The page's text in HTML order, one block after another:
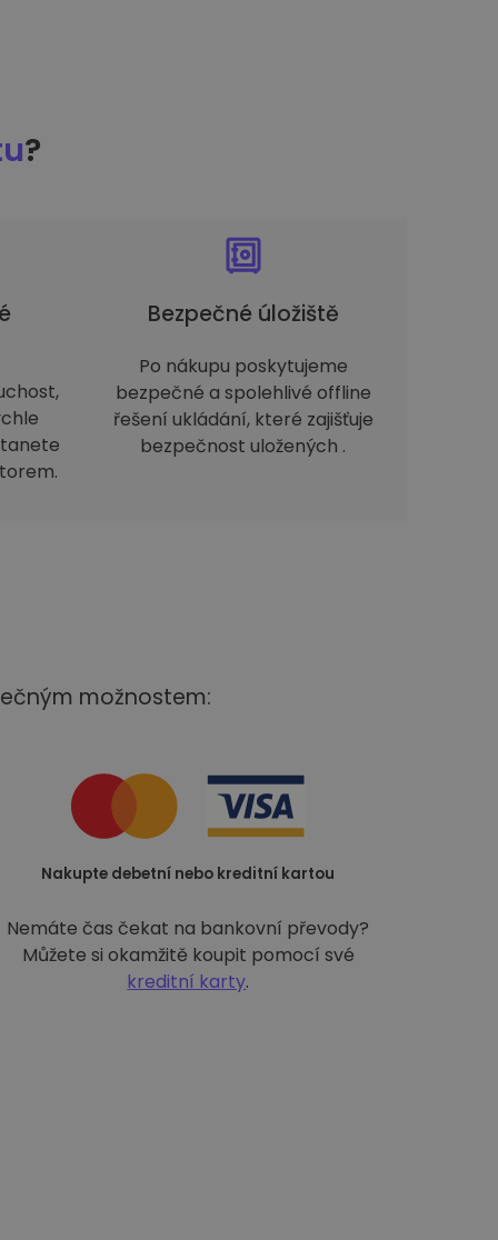
?
Bezpečné úložiště
Po nákupu poskytujeme
bezpečné a spolehlivé offline
řešení ukládání, které zajišťuje
bezpečnost uložených .
možnostem:
Nakupte debetní nebo kreditní kartou
Nemáte čas čekat na bankovní převody?
Můžete si okamžitě koupit pomocí své
kreditní karty.